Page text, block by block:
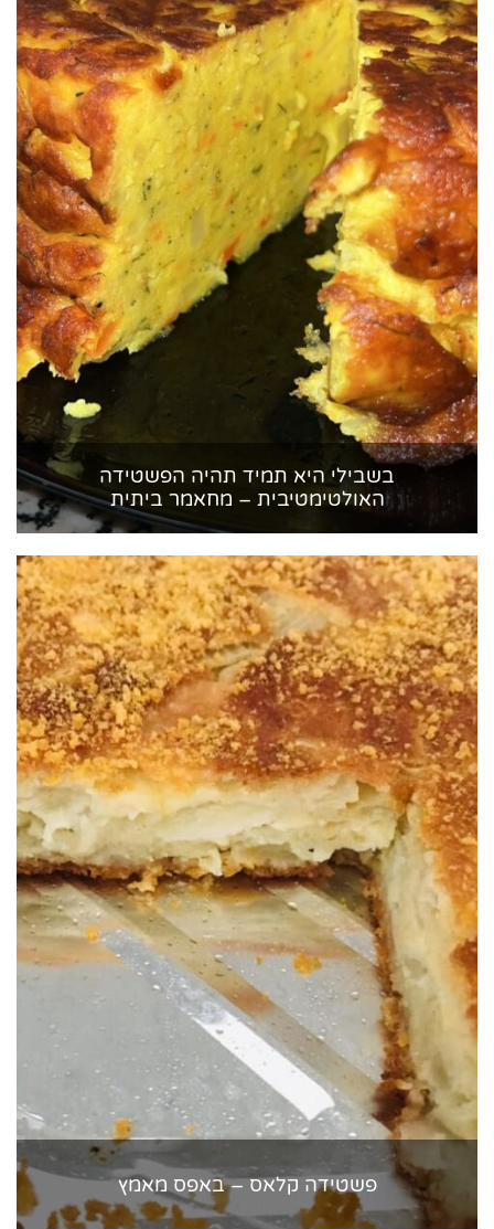
בשבילי היא תמיד תהיה הפשטידה
האולטימטיבית – מחאמר ביתית
פשטידה קלאס – באפס מאמץ